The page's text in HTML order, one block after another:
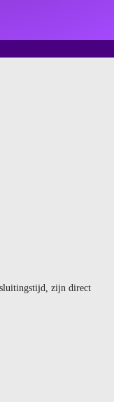
sluitingstijd, zijn direct